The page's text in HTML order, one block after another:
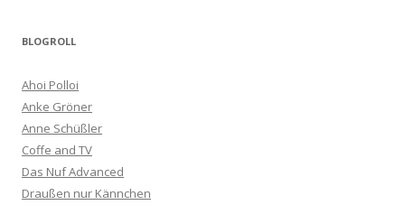
BLOGROLL
Ahoi Polloi
Anke Gröner
Anne Schüßler
Coffe and TV
Das Nuf Advanced
Draußen nur Kännchen